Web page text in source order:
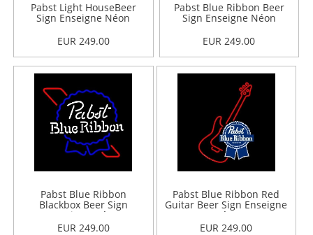
Pabst Light HouseBeer
Sign Enseigne Néon
EUR 249.00
Pabst Blue Ribbon Beer
Sign Enseigne Néon
EUR 249.00
Pabst Blue Ribbon
Blackbox Beer Sign
Enseigne Néon
EUR 249.00
Pabst Blue Ribbon Red
Guitar Beer Sign Enseigne
Néon
EUR 249.00